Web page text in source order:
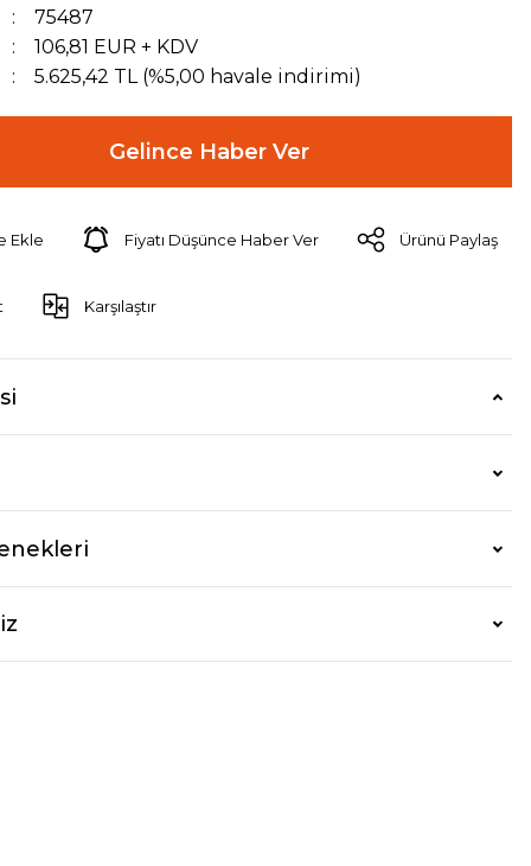
75487
106,81 EUR + KDV
5.625,42 TL (%5,00 havale indirimi)
Gelince Haber Ver
Fiyatı Düşünce Haber Ver Ürünü Paylaş
Karşılaştır